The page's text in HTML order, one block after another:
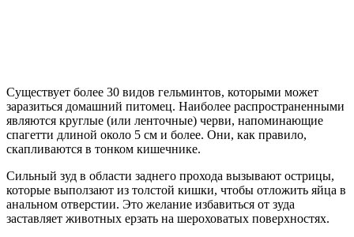
Существует более 30 видов гельминтов, которыми может
заразиться домашний питомец. Наиболее распространенными
являются круглые (или ленточные) черви, напоминающие
спагетти длиной около 5 см и более. Они, как правило,
скапливаются в тонком кишечнике.
Сильный зуд в области заднего прохода вызывают острицы,
которые выползают из толстой кишки, чтобы отложить яйца в
анальном отверстии. Это желание избавиться от зуда
заставляет животных ерзать на шероховатых поверхностях.